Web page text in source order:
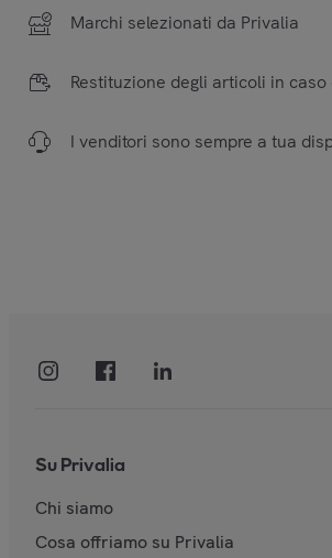
Marchi selezionati da Privalia
Restituzione degli articoli in caso
I venditori sono sempre a tua
Su Privalia
Chi siamo
Cosa offriamo su Privalia